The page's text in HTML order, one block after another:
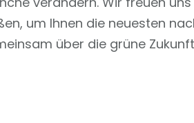
um Ihnen die neuesten
über die grüne